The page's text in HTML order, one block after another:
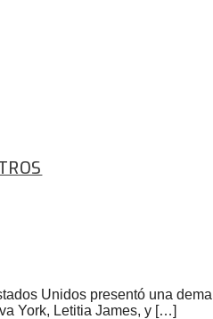
Unidos presentó una
York, Letitia James, y […]